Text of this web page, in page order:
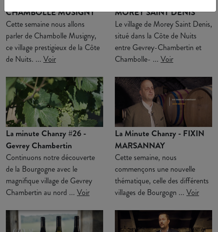
CHAMBOLLE MUSIGNY
Cette semaine nous allons
parler de Chambolle Musigny,
ce village prestigieux de la Côte
de Nuits. ... Voir
MOREY SAINT DENIS
Le village de Morey Saint Denis,
situé dans la Côte de Nuits
entre Gevrey-Chambertin et
Chambolle- ... Voir
La minute Chanzy #26 -
Gevrey Chambertin
Continuons notre découverte
de la Bourgogne avec le
magnifique village de Gevrey
Chambertin au nord ... Voir
La Minute Chanzy - FIXIN
MARSANNAY
Cette semaine, nous
commençons une nouvelle
thématique, celle des différents
villages de Bourgogn ... Voir